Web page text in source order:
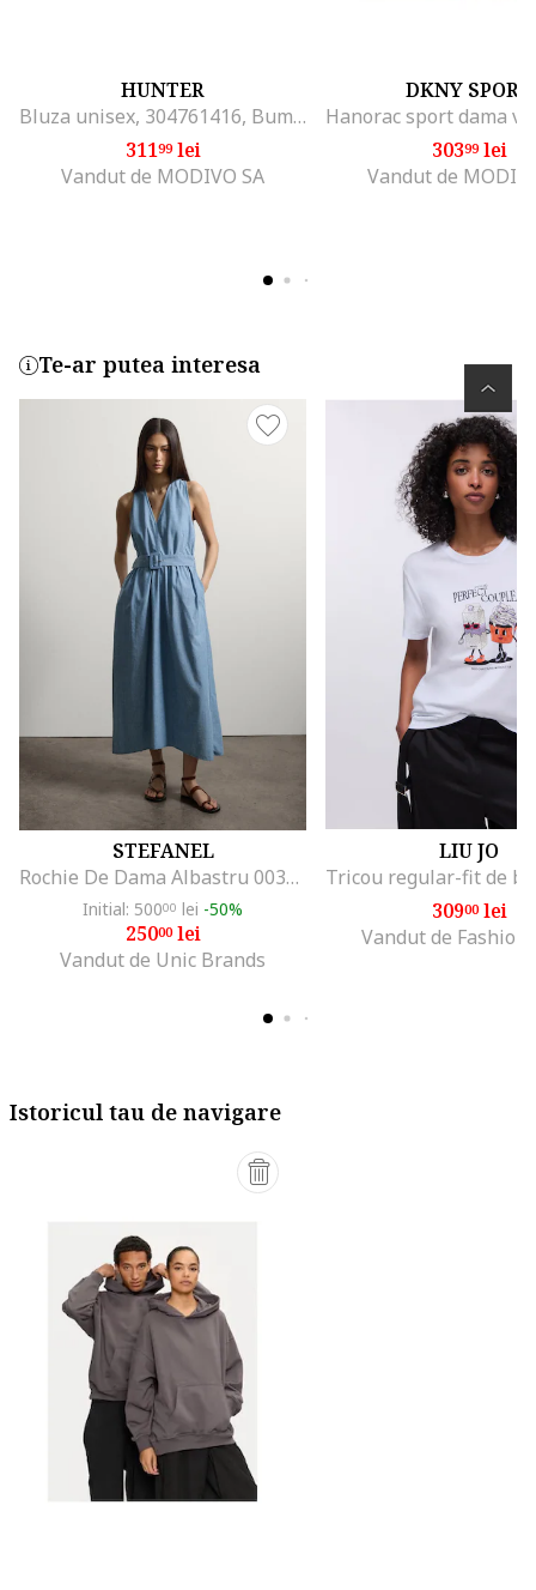
HUNTER
Bluza unisex, 304761416, Bumbac, Bej, Bej
31199lei
Vandut de MODIVO SA
DKNY SPORT
30399lei
Vandut de
Te-ar putea interesa
STEFANEL
Rochie De Dama Albastru 003570963
Initial: 50000 lei -50%
25000lei
Vandut de Unic Brands
LIU JO
30900lei
Vandut de Fashion
Istoricul tau de navigare